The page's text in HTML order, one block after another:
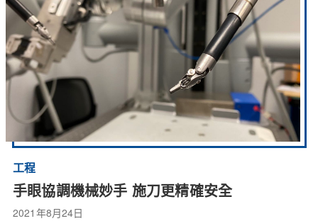
工程
手眼協調機械妙手 施刀更精確安全
2021年8月24日